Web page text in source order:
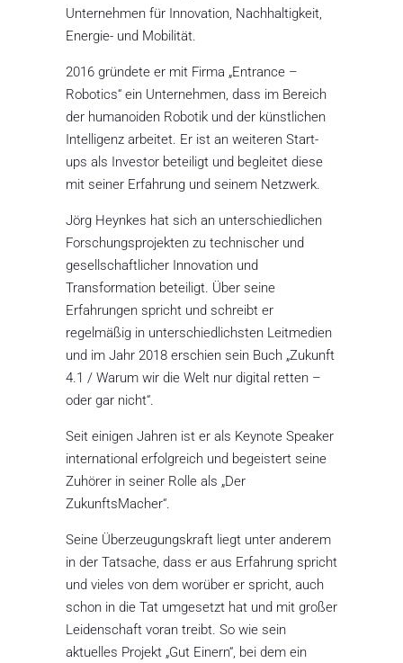
Unternehmen für Innovation, Nachhaltigkeit,
Energie- und Mobilität.
2016 gründete er mit Firma „Entrance –
Robotics“ ein Unternehmen, dass im Bereich
der humanoiden Robotik und der künstlichen
Intelligenz arbeitet. Er ist an weiteren Start-
ups als Investor beteiligt und begleitet diese
mit seiner Erfahrung und seinem Netzwerk.
Jörg Heynkes hat sich an unterschiedlichen
Forschungsprojekten zu technischer und
gesellschaftlicher Innovation und
Transformation beteiligt. Über seine
Erfahrungen spricht und schreibt er
regelmäßig in unterschiedlichsten Leitmedien
und im Jahr 2018 erschien sein Buch „Zukunft
4.1 / Warum wir die Welt nur digital retten –
oder gar nicht“.
Seit einigen Jahren ist er als Keynote Speaker
international erfolgreich und begeistert seine
Zuhörer in seiner Rolle als „Der
ZukunftsMacher“.
Seine Überzeugungskraft liegt unter anderem
in der Tatsache, dass er aus Erfahrung spricht
und vieles von dem worüber er spricht, auch
schon in die Tat umgesetzt hat und mit großer
Leidenschaft voran treibt. So wie sein
aktuelles Projekt „Gut Einern“, bei dem ein